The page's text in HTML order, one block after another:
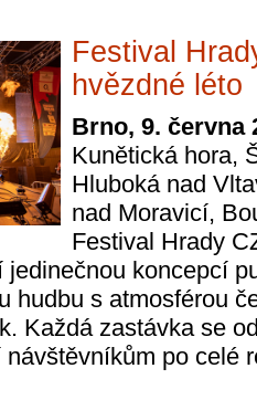
Festival
hvězdné léto
Brno, 9. června
Kunětická hora,
Hluboká nad
nad Moravicí,
Festival Hrady
koncepcí
hudbu s atmosférou
Každá zastávka se
po celé